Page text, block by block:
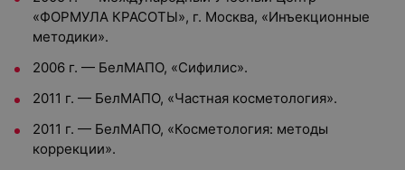
«ФОРМУЛА КРАСОТЫ», г. Москва, «Инъекционные
методики».
2006 г. — БелМАПО, «Сифилис».
2011 г. — БелМАПО, «Частная косметология».
2011 г. — БелМАПО, «Косметология: методы
коррекции».